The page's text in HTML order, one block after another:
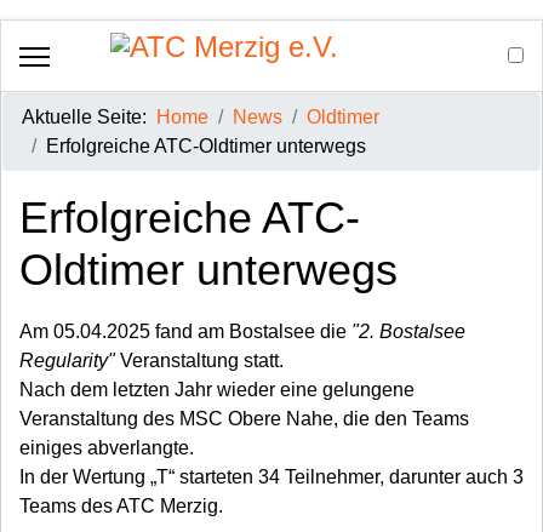
Aktuelle Seite: Home News
Oldtimer
Erfolgreiche ATC-Oldtimer unterwegs
Erfolgreiche ATC-
Oldtimer unterwegs
Am 05.04.2025 fand am Bostalsee die "2. Bostalsee
Regularity"Veranstaltung statt.
Nach dem letzten Jahr wieder eine gelungene
Veranstaltung des MSC Obere Nahe, die den Teams
einiges abverlangte.
In der Wertung „T“ starteten 34 Teilnehmer, darunter auch 3
Teams des ATC Merzig.